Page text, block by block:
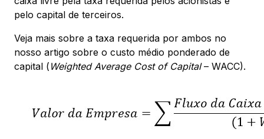
pelo capital de terceiros.
Veja mais sobre a taxa requerida por ambos no
nosso artigo sobre o custo médio ponderado de
capital ( Weighted Average Cost of Capital– WACC).